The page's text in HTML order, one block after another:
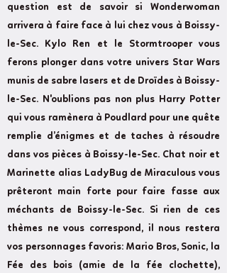
question est de savoir si Wonderwoman
arrivera à faire face à lui chez vous à Boissy-
le-Sec. Kylo Ren et le Stormtrooper vous
ferons plonger dans votre univers Star Wars
munis de sabre lasers et de Droïdes à Boissy-
le-Sec. N'oublions pas non plus Harry Potter
qui vous ramènera à Poudlard pour une quête
remplie d’énigmes et de taches à résoudre
dans vos pièces à Boissy-le-Sec. Chat noir et
Marinette alias LadyBug de Miraculous vous
prêteront main forte pour faire fasse aux
méchants de Boissy-le-Sec. Si rien de ces
thèmes ne vous correspond, il nous restera
vos personnages favoris: Mario Bros, Sonic, la
Fée des bois (amie de la fée clochette),